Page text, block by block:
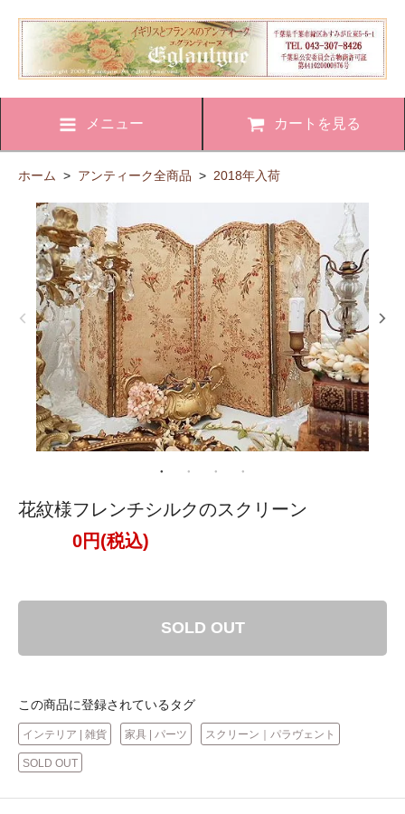
メニュー カートを見る
ホーム > アンティーク全商品 > 2018年入荷
花紋様フレンチシルクのスクリーン
0円(税込)
SOLD OUT
この商品に登録されているタグ
インテリア | 雑貨 家具 | パーツ スクリーン｜パラヴェント
SOLD OUT